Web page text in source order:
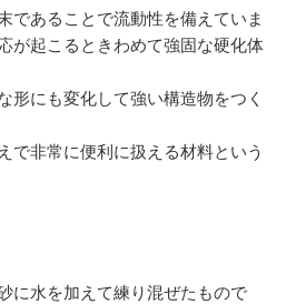
であることで流動性を備えていま
が起こるときわめて強固な硬化体
形にも変化して強い構造物をつく
で非常に便利に扱える材料という
に水を加えて練り混ぜたもので